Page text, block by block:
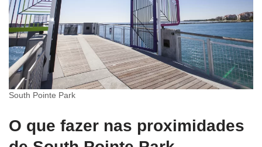
South Pointe Park
O que fazer nas proximidades